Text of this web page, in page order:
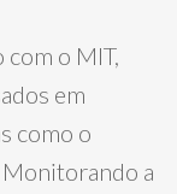
com o MIT,
em
como o
a